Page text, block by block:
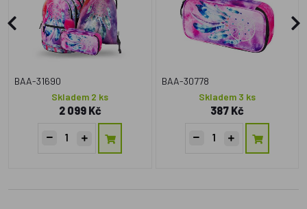
BAA-31690
Skladem 2 ks
2 099 Kč
BAA-30778
Skladem 3 ks
387 Kč